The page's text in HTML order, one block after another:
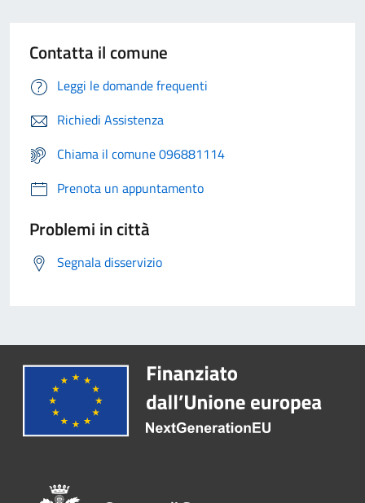
Contatta il comune
Leggi le domande frequenti
Richiedi Assistenza
Chiama il comune 096881114
Prenota un appuntamento
Problemi in città
Segnala disservizio